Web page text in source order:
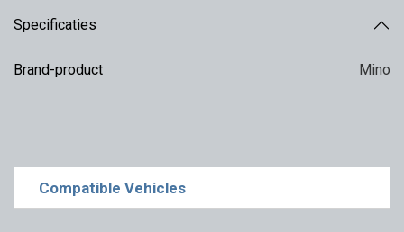
Specificaties
Brand-product Mino
Compatible Vehicles